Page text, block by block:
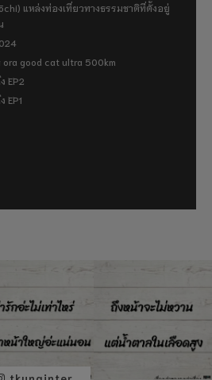
แหล่งท่องเที่ยวทางธรรมชาติที่ตั้งอยู่
ora good cat ultra 500km
EP2
EP1